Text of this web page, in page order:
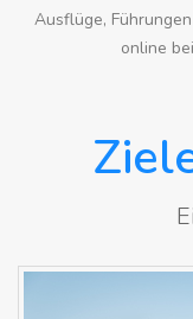
Ausflüge,
online